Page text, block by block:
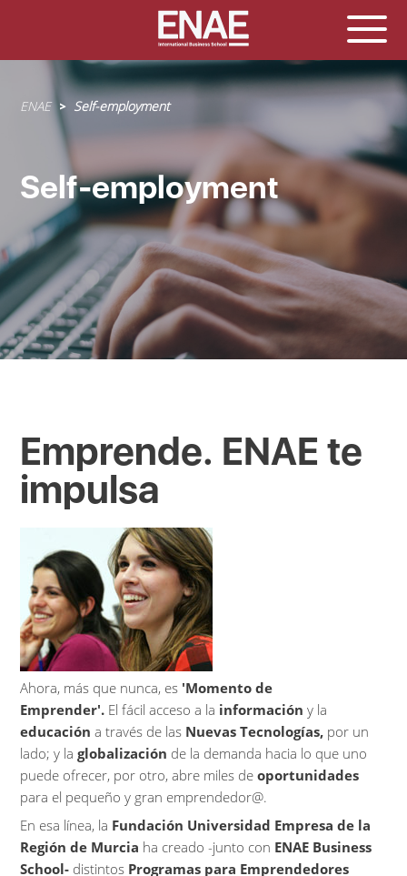
Sobrescribir
enlaces
a
la
navegación
ENAE Self-employment
Self-employment
Emprende. ENAE te
impulsa
Ahora, más que nunca, es 'Momento de
Emprender'. El fácil acceso a la información y la
educación a través de las Nuevas Tecnologías, por un
lado; y laglobalización de la demanda hacia lo que uno
puede ofrecer, por otro, abre miles deoportunidades
para el pequeño y gran emprendedor@.
En esa línea, la Fundación Universidad Empresa de la
Región de Murcia ha creado -junto con ENAE Business
School- distintos Programas para Emprendedores